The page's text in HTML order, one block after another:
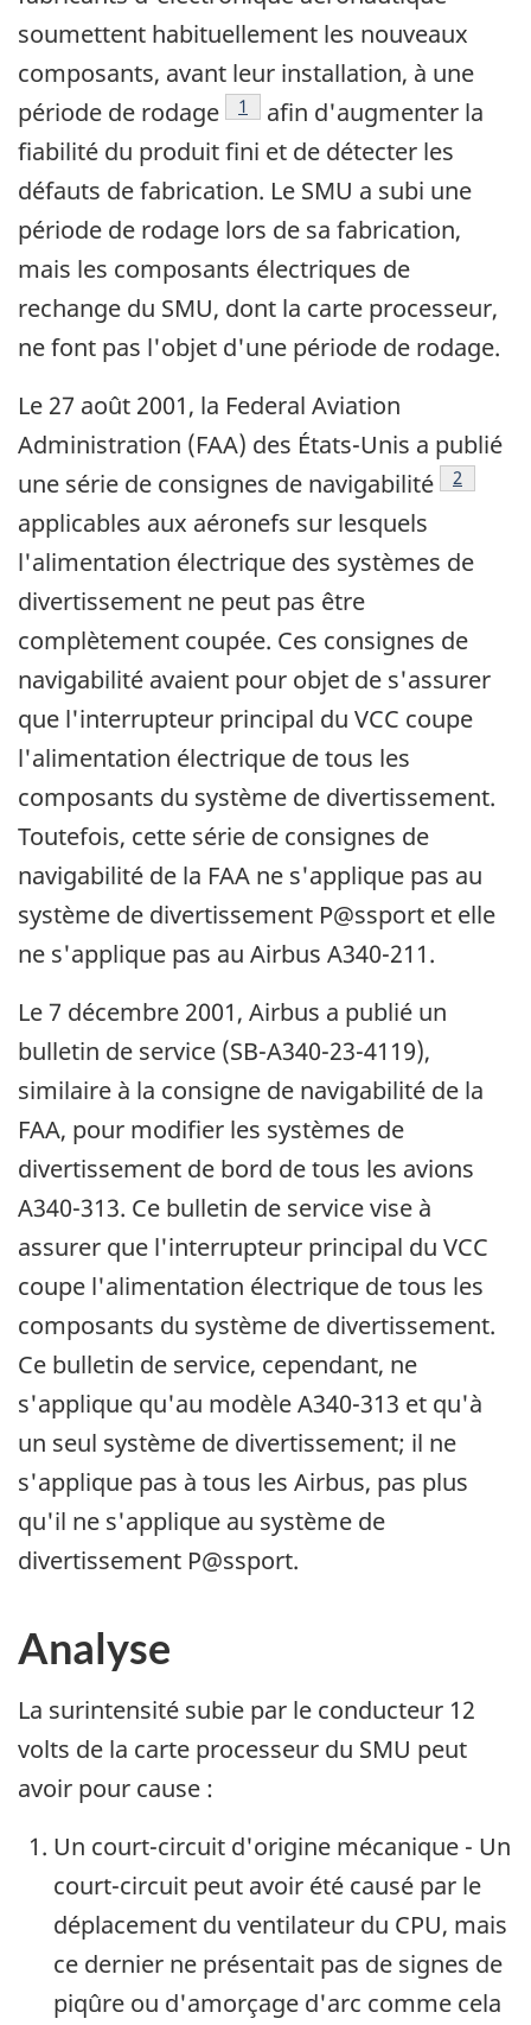
soumettent habituellement les nouveaux
composants, avant leur installation, à une
période de rodage
Note de bas de page
1
afin d'augmenter la
fiabilité du produit fini et de détecter les
défauts de fabrication. Le SMU a subi une
période de rodage lors de sa fabrication,
mais les composants électriques de
rechange du SMU, dont la carte processeur,
ne font pas l'objet d'une période de rodage.
Le 27 août 2001, la Federal Aviation
Administration (FAA) des États-Unis a publié
une série de consignes de navigabilité
Note de
2
applicables aux aéronefs sur lesquels
l'alimentation électrique des systèmes de
divertissement ne peut pas être
complètement coupée. Ces consignes de
navigabilité avaient pour objet de s'assurer
que l'interrupteur principal du VCC coupe
l'alimentation électrique de tous les
composants du système de divertissement.
Toutefois, cette série de consignes de
navigabilité de la FAA ne s'applique pas au
système de divertissement P@ssport et elle
ne s'applique pas au Airbus A340-211.
Le 7 décembre 2001, Airbus a publié un
bulletin de service (SB-A340-23-4119),
similaire à la consigne de navigabilité de la
FAA, pour modifier les systèmes de
divertissement de bord de tous les avions
A340-313. Ce bulletin de service vise à
assurer que l'interrupteur principal du VCC
coupe l'alimentation électrique de tous les
composants du système de divertissement.
Ce bulletin de service, cependant, ne
s'applique qu'au modèle A340-313 et qu'à
un seul système de divertissement; il ne
s'applique pas à tous les Airbus, pas plus
qu'il ne s'applique au système de
divertissement P@ssport.
Analyse
La surintensité subie par le conducteur 12
volts de la carte processeur du SMU peut
avoir pour cause :
Un court-circuit d'origine mécanique - Un
court-circuit peut avoir été causé par le
déplacement du ventilateur du CPU, mais
ce dernier ne présentait pas de signes de
piqûre ou d'amorçage d'arc comme cela